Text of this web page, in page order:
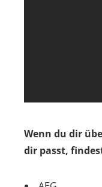
Wenn du dir
dir passt,